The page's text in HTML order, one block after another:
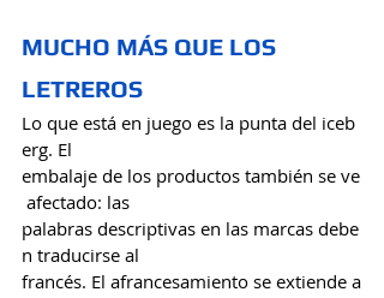
MUCHO MÁS QUE LOS
LETREROS
Lo que está en juego es la punta del iceb
erg. El
embalaje de los productos también se ve
afectado: las
palabras descriptivas en las marcas debe
n traducirse al
francés. El afrancesamiento se extiende a